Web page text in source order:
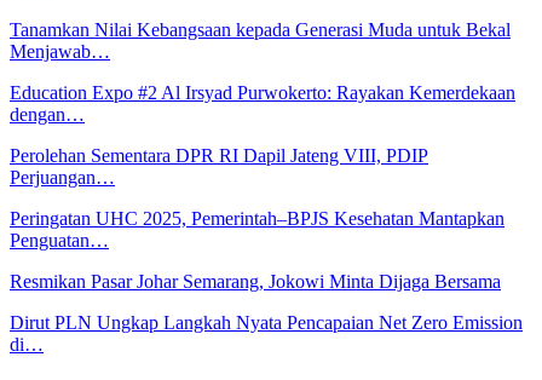
Tanamkan Nilai Kebangsaan kepada Generasi Muda untuk Bekal
Menjawab…
Education Expo #2 Al Irsyad Purwokerto: Rayakan Kemerdekaan
dengan…
Perolehan Sementara DPR RI Dapil Jateng VIII, PDIP
Perjuangan…
Peringatan UHC 2025, Pemerintah–BPJS Kesehatan Mantapkan
Penguatan…
Resmikan Pasar Johar Semarang, Jokowi Minta Dijaga Bersama
Dirut PLN Ungkap Langkah Nyata Pencapaian Net Zero Emission
di…